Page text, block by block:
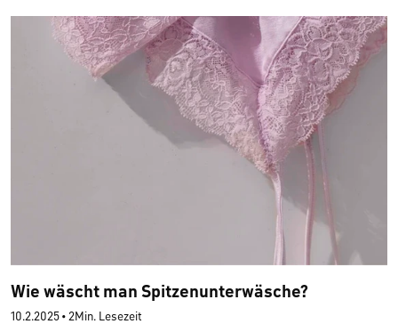
Wie wäscht man Spitzenunterwäsche?
10.2.2025 • 2Min. Lesezeit